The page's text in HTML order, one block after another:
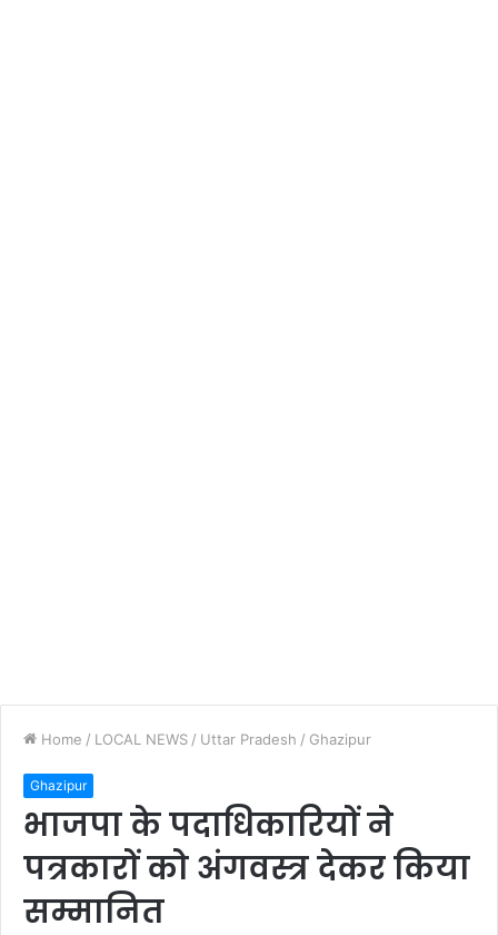
Home / LOCAL NEWS / Uttar Pradesh / Ghazipur
Ghazipur
भाजपा के पदाधिकारियों ने
पत्रकारों को अंगवस्त्र देकर किया
सम्मानित